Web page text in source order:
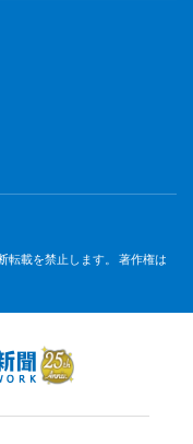
転載を禁止します。 著作権は